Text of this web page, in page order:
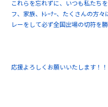
これらを忘れずに、いつも私たち
フ、家族、ﾄﾚｰﾅｰ、たくさんの方
レーをして必ず全国出場の切符を
応援よろしくお願いいたします！！